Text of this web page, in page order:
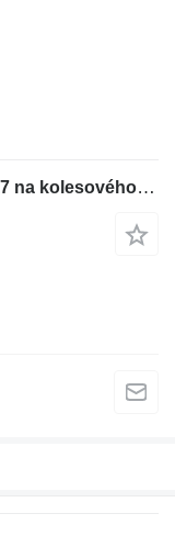
Olejové čerpadlo Caterpillar 121-8917 na kolesového nakladača Caterpillar 928G